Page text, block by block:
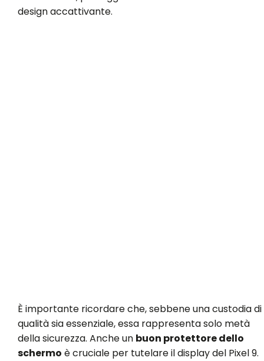
design accattivante.
È importante ricordare che, sebbene una custodia di
qualità sia essenziale, essa rappresenta solo metà
della sicurezza. Anche un buon protettore dello
schermo è cruciale per tutelare il display del Pixel 9.